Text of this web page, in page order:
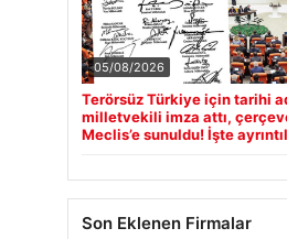
05/08/2026
Terörsüz Türkiye için tarihi
milletvekili imza attı,
Meclis’e sunuldu! İşte
Son Eklenen Firmalar